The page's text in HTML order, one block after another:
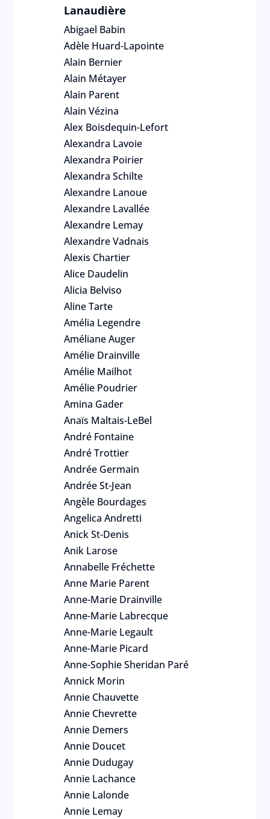
Lanaudière
Abigael Babin
Adèle Huard-Lapointe
Alain Bernier
Alain Métayer
Alain Parent
Alain Vézina
Alex Boisdequin-Lefort
Alexandra Lavoie
Alexandra Poirier
Alexandra Schilte
Alexandre Lanoue
Alexandre Lavallée
Alexandre Lemay
Alexandre Vadnais
Alexis Chartier
Alice Daudelin
Alicia Belviso
Aline Tarte
Amélia Legendre
Améliane Auger
Amélie Drainville
Amélie Mailhot
Amélie Poudrier
Amina Gader
Anaïs Maltais-LeBel
André Fontaine
André Trottier
Andrée Germain
Andrée St-Jean
Angèle Bourdages
Angelica Andretti
Anick St-Denis
Anik Larose
Annabelle Fréchette
Anne Marie Parent
Anne-Marie Drainville
Anne-Marie Labrecque
Anne-Marie Legault
Anne-Marie Picard
Anne-Sophie Sheridan Paré
Annick Morin
Annie Chauvette
Annie Chevrette
Annie Demers
Annie Doucet
Annie Dudugay
Annie Lachance
Annie Lalonde
Annie Lemay